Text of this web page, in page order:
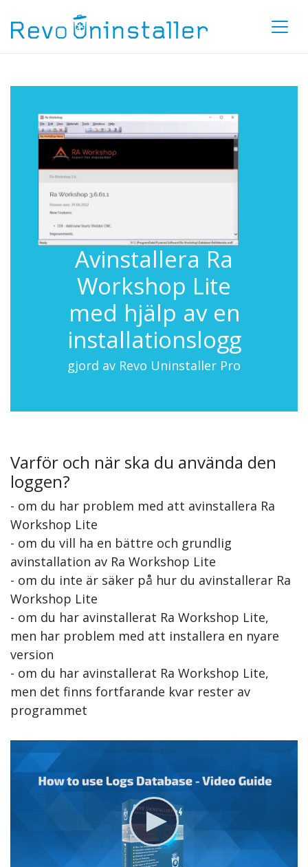
Avinstallera Ra
Workshop Lite
med hjälp av en
installationslogg
gjord av Revo Uninstaller Pro
Varför och när ska du använda den
loggen?
- om du har problem med att avinstallera Ra
Workshop Lite
- om du vill ha en bättre och grundlig
avinstallation av Ra Workshop Lite
- om du inte är säker på hur du avinstallerar Ra
Workshop Lite
- om du har avinstallerat Ra Workshop Lite,
men har problem med att installera en nyare
version
- om du har avinstallerat Ra Workshop Lite,
men det finns fortfarande kvar rester av
programmet